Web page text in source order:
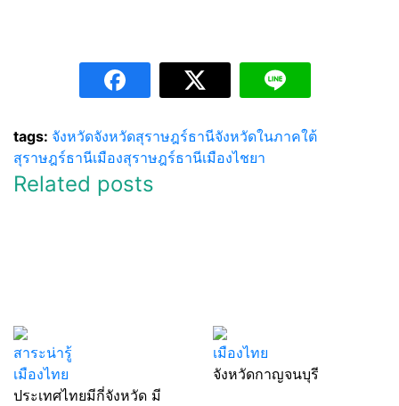
tags: จังหวัดจังหวัดสุราษฎร์ธานีจังหวัดในภาคใต้
สุราษฎร์ธานีเมืองสุราษฎร์ธานีเมืองไชยา
Related posts
สาระน่ารู้
เมืองไทย
ประเทศไทยมีกี่จังหวัด มี
เมืองไทย
จังหวัดกาญจนบุรี